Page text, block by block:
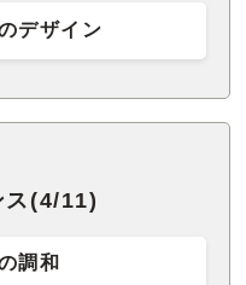
デザイン
ス(4/11)
調和